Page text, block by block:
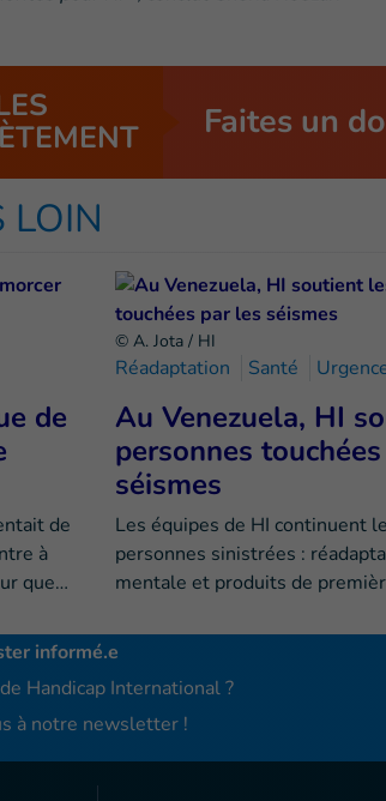
Faites un
LOIN
de
de
à
que…
© A. Jota / HI
Réadaptation Santé
Au Venezuela, HI
personnes
séismes
Les équipes de HI continuent
personnes sinistrées :
mentale et produits de
informé.e
Handicap International ?
à notre newsletter !